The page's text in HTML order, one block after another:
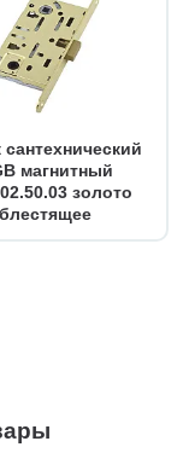
магнитный
золото
блестящее